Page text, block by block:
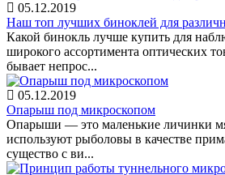
05.12.2019
Наш топ лучших биноклей для
Какой бинокль лучше купить для
широкого ассортимента оптических
бывает непрос...
05.12.2019
Опарыш под микроскопом
Опарыши — это маленькие личинки
используют рыболовы в качестве
существо с ви...